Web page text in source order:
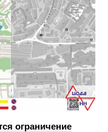
ограничение